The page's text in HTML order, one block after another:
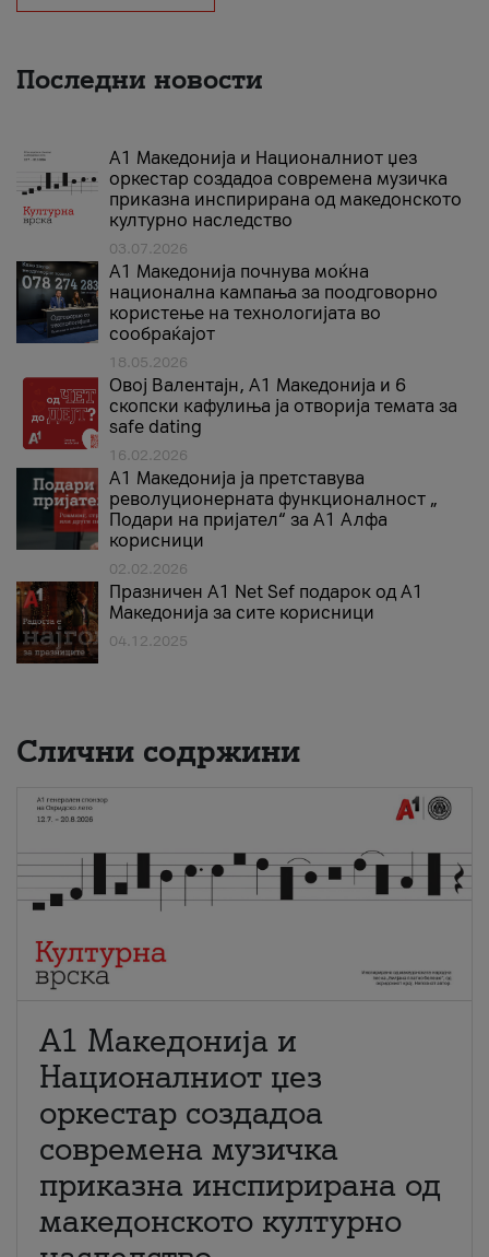
Последни новости
А1 Македонија и Националниот џез
оркестар создадоа современа музичка
приказна инспирирана од македонското
културно наследство
03.07.2026
A1 Македонија почнува моќна
национална кампања за поодговорно
користење на технологијата во
сообраќајот
18.05.2026
Овој Валентајн, A1 Македонија и 6
скопски кафулиња ја отворија темата за
safe dating
16.02.2026
А1 Македонија ја претставува
револуционерната функционалност „
Подари на пријател“ за А1 Алфа
корисници
02.02.2026
Празничен A1 Net Sеf подарок од А1
Македонија за сите корисници
04.12.2025
Слични содржини
А1 Македонија и
Националниот џез
оркестар создадоа
современа музичка
приказна инспирирана од
македонското културно